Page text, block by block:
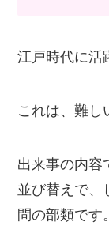
江戸時代に活
これは、難し
出来事の内容
並び替えで、
問の部類です。